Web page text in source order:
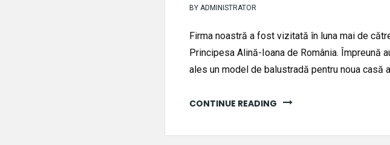
BY ADMINISTRATOR
Firma noastră a fost vizitată în luna mai de
Principesa Alină-Ioana de România. Împreună
ales un model de balustradă pentru noua casă
CONTINUE READING